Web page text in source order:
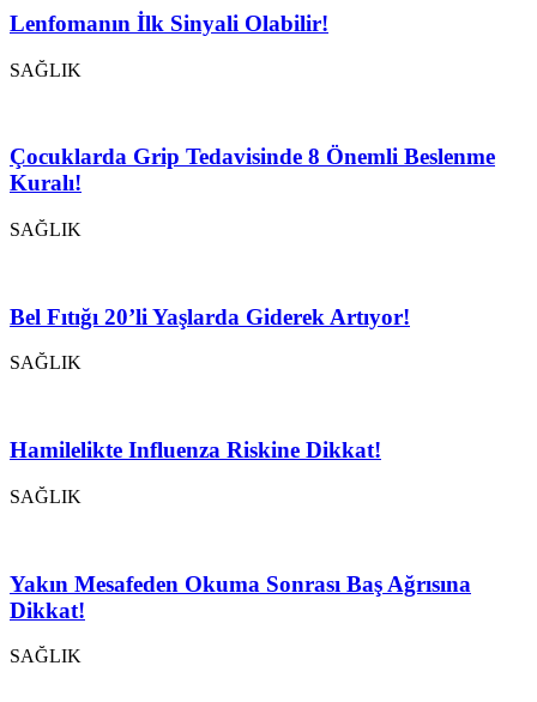
Lenfomanın İlk Sinyali Olabilir!
SAĞLIK
Çocuklarda Grip Tedavisinde 8 Önemli Beslenme
Kuralı!
SAĞLIK
Bel Fıtığı 20’li Yaşlarda Giderek Artıyor!
SAĞLIK
Hamilelikte Influenza Riskine Dikkat!
SAĞLIK
Yakın Mesafeden Okuma Sonrası Baş Ağrısına
Dikkat!
SAĞLIK